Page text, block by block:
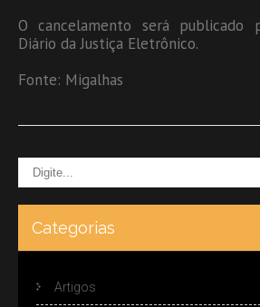
O cancelamento será
Diário da Justiça Eletrônico.
Fonte: Migalhas
Categorias
Artigos